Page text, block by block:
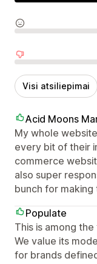
Teigiami
Neutralūs
Neigiami
Visi atsiliepimai
Acid Moons
My whole
every bit of their
commerce
also super
bunch for
Populate
This is among
We value its
for brands